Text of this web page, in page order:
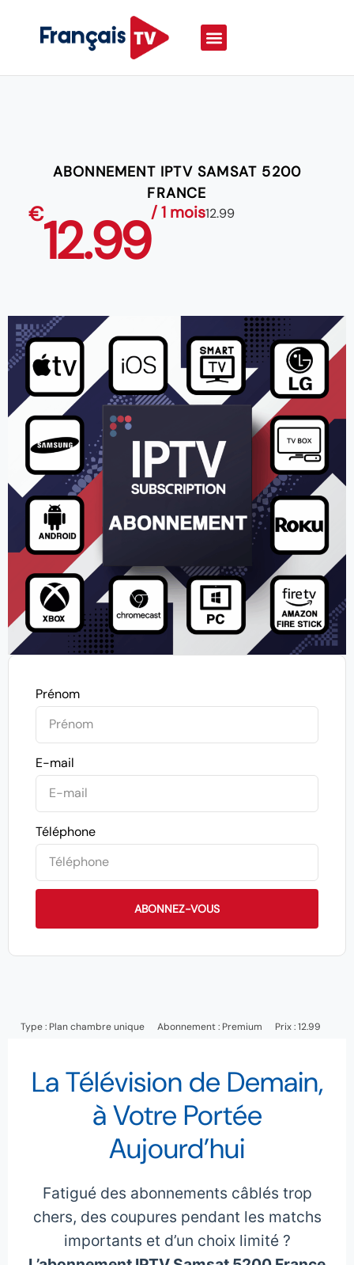
ABONNEMENT IPTV SAMSAT 5200
FRANCE
€12.99/ 1 mois12.99
Prénom
E-mail
Téléphone
ABONNEZ-VOUS
Type : Plan chambre unique Abonnement : Premium Prix : 12.99
La Télévision de Demain,
à Votre Portée
Aujourd’hui
Fatigué des abonnements câblés trop
chers, des coupures pendant les matchs
importants et d’un choix limité ?